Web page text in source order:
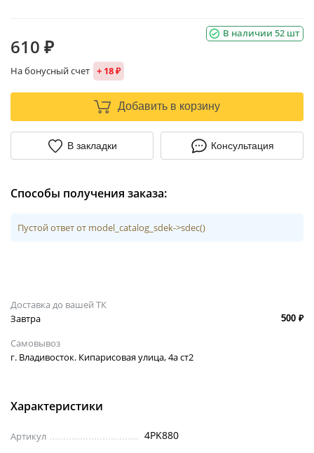
В наличии 52 шт
610 ₽
На бонусный счет + 18 ₽
Добавить в корзину
В закладки Консультация
Способы получения заказа:
Пустой ответ от model_catalog_sdek->sdec()
Доставка до вашей ТК
Завтра
500 ₽
Самовывоз
г. Владивосток. Кипарисовая улица, 4а ст2
Характеристики
Артикул 4PK880